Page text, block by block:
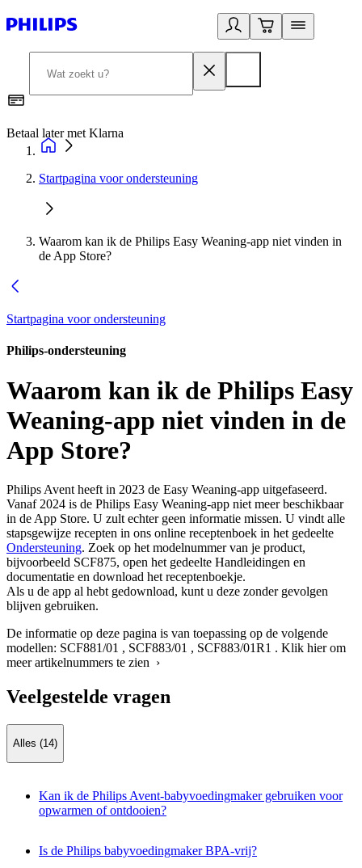
Betaal later met Klarna
Startpagina voor ondersteuning
Waarom kan ik de Philips Easy Weaning-app niet vinden in
de App Store?
Startpagina voor ondersteuning
Philips-ondersteuning
Waarom kan ik de Philips Easy
Weaning-app niet vinden in de
App Store?
Philips Avent heeft in 2023 de Easy Weaning-app uitgefaseerd.
Vanaf 2024 is de Philips Easy Weaning-app niet meer beschikbaar
in de App Store. U zult echter geen informatie missen. U vindt alle
stapsgewijze recepten in ons online receptenboek in het gedeelte
Ondersteuning. Zoek op het modelnummer van je product,
bijvoorbeeld SCF875, open het gedeelte Handleidingen en
documentatie en download het receptenboekje.
Als u de app al hebt gedownload, kunt u deze zonder gevolgen
blijven gebruiken.
De informatie op deze pagina is van toepassing op de volgende
modellen: SCF881/01 , SCF883/01 , SCF883/01R1 . Klik hier om
meer artikelnummers te zien ›
Veelgestelde vragen
Alles (14)
Kan ik de Philips Avent-babyvoedingmaker gebruiken voor
opwarmen of ontdooien?
Is de Philips babyvoedingmaker BPA-vrij?